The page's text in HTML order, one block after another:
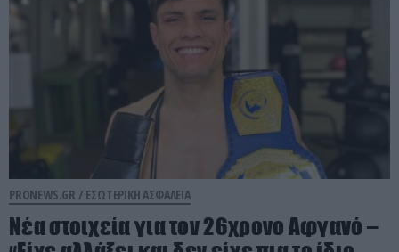
PRONEWS.GR / ΕΣΩΤΕΡΙΚΗ ΑΣΦΑΛΕΙΑ
Νέα στοιχεία για τον 26χρονο Αφγανό –